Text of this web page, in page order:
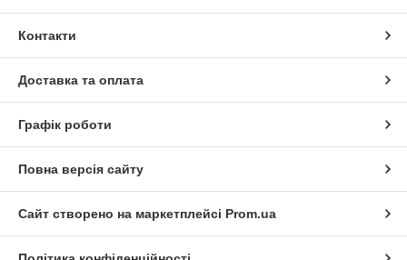
Контакти
Доставка та оплата
Графік роботи
Повна версія сайту
Сайт створено на маркетплейсі Prom.ua